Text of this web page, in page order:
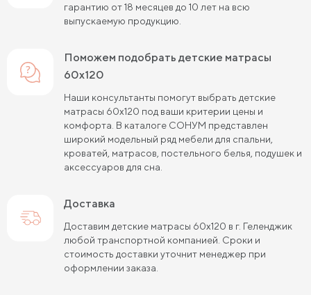
гарантию от 18 месяцев до 10 лет на всю
выпускаемую продукцию.
Поможем подобрать детские матрасы
60х120
Наши консультанты помогут выбрать детские
матрасы 60х120 под ваши критерии цены и
комфорта. В каталоге СОНУМ представлен
широкий модельный ряд мебели для спальни,
кроватей, матрасов, постельного белья, подушек и
аксессуаров для сна.
Доставка
Доставим детские матрасы 60х120 в г. Геленджик
любой транспортной компанией. Сроки и
стоимость доставки уточнит менеджер при
оформлении заказа.